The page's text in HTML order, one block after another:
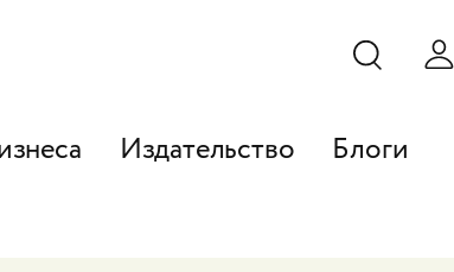
Издательство Блоги